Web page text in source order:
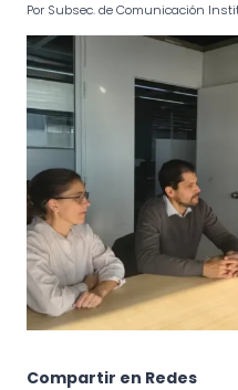
Por Subsec. de Comunicación
Compartir en Redes